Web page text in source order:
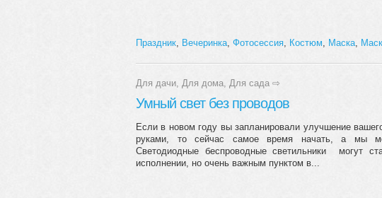
Праздник Вечеринка Фотосессия Костюм Маска
Для дачи Для дома Для сада ⇨
Умный свет без проводов
Если в новом году вы запланировали улучшение
руками, то сейчас самое время начать, а мы
Светодиодные беспроводные светильники могут
исполнении, но очень важным пунктом в...